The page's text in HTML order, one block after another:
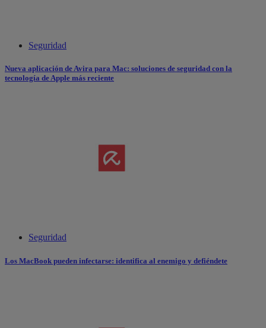
Seguridad
Nueva aplicación de Avira para Mac: soluciones de seguridad con la
tecnología de Apple más reciente
Seguridad
Los MacBook pueden infectarse: identifica al enemigo y defiéndete